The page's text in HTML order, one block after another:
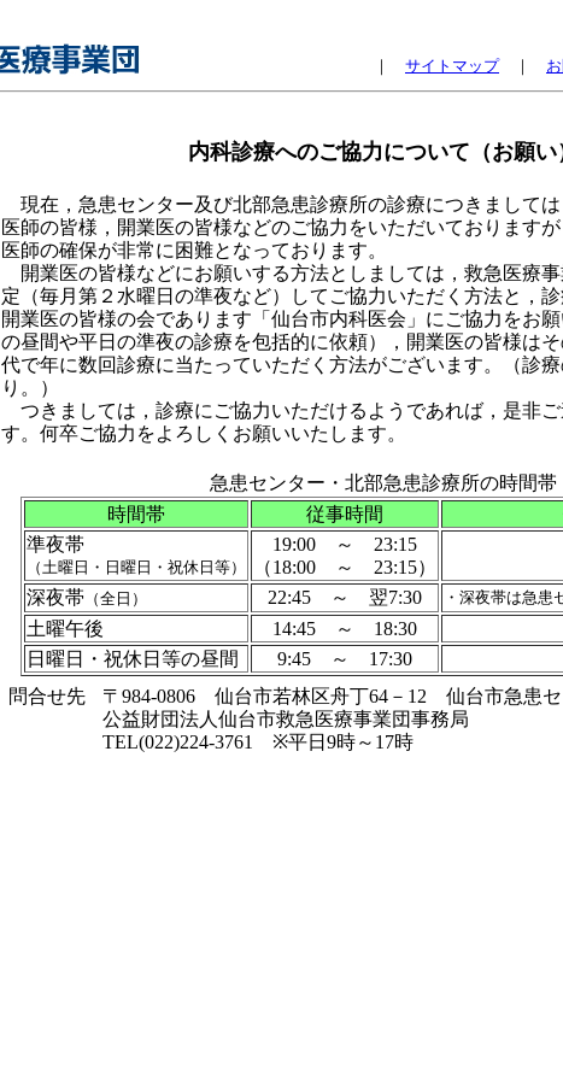
｜ サイトマップ｜
内科診療へのご協力について（お願い
現在，急患センター及び北部急患診療所の診療につきまして
医師の皆様，開業医の皆様などのご協力をいただいております
医師の確保が非常に困難となっております。
開業医の皆様などにお願いする方法としましては，救急医療
定（毎月第２水曜日の準夜など）してご協力いただく方法と，
開業医の皆様の会であります「仙台市内科医会」にご協力をお
の昼間や平日の準夜の診療を包括的に依頼），開業医の皆様は
代で年に数回診療に当たっていただく方法がございます。（診
り。）
つきましては，診療にご協力いただけるようであれば，是非ご
す。何卒ご協力をよろしくお願いいたします。
急患センター・北部急患診療所の時間帯
時間帯
従事時間
準夜帯
（土曜日・日曜日・祝休日等）
19:00 ～ 23:15
（18:00 ～ 23:15）
深夜帯 （全日） 22:45 ～ 翌7:30 ・深夜帯は急患
土曜午後
14:45 ～ 18:30
日曜日・祝休日等の昼間
9:45 ～ 17:30
問合せ先
〒984-0806 仙台市若林区舟丁64－12 仙台市急患セ
公益財団法人仙台市救急医療事業団事務局
TEL(022)224-3761 ※平日9時～17時